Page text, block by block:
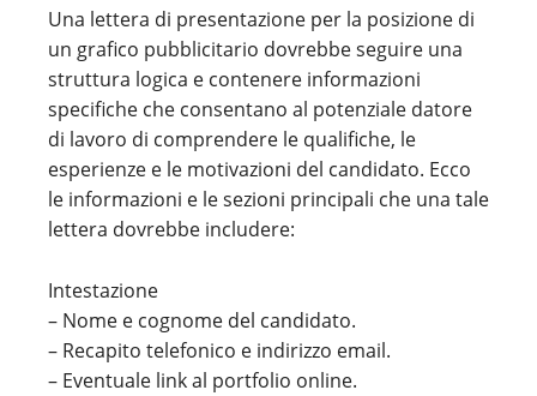
Una lettera di presentazione per la posizione di
un grafico pubblicitario dovrebbe seguire una
struttura logica e contenere informazioni
specifiche che consentano al potenziale datore
di lavoro di comprendere le qualifiche, le
esperienze e le motivazioni del candidato. Ecco
le informazioni e le sezioni principali che una tale
lettera dovrebbe includere:
Intestazione
– Nome e cognome del candidato.
– Recapito telefonico e indirizzo email.
– Eventuale link al portfolio online.